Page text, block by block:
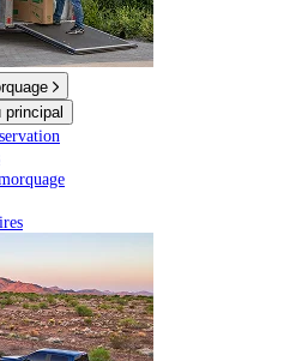
principal